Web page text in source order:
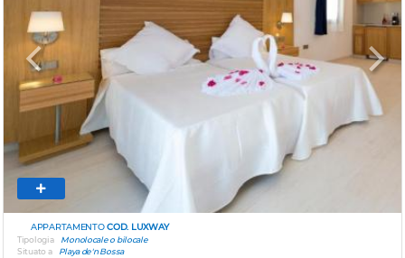
Previous Next
APPARTAMENTOCOD. LUXWAY
Tipologia
Monolocale o bilocale
Situato a
Playa de'n Bossa